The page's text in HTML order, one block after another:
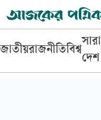
জাতীয়রাজনীতিবিশ্ব
সারা
দেশ